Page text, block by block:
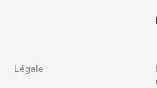
Légale